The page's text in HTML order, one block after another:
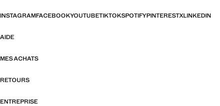
INSTAGRAMFACEBOOKYOUTUBETIKTOKSPOTIFYPINTERESTXLINKEDIN
AIDE
MES ACHATS
RETOURS
ENTREPRISE